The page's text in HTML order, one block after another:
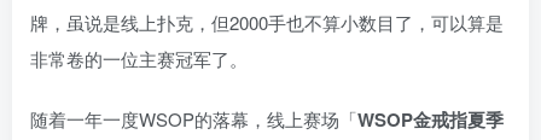
牌，虽说是线上扑克，但2000手也不算小数目了，可以算是
非常卷的一位主赛冠军了。
随着一年一度WSOP的落幕，线上赛场「WSOP金戒指夏季